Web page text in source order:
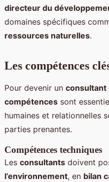
directeur du
domaines spécifiques
ressources naturelles.
Les compétences
Pour devenir un consultant
compétences sont
humaines et relationnelles
parties prenantes.
Compétences techniques
Les consultants doivent
l’environnement, en bilan